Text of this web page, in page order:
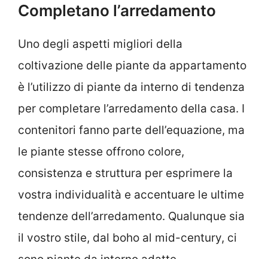
Completano l’arredamento
Uno degli aspetti migliori della
coltivazione delle piante da appartamento
è l’utilizzo di piante da interno di tendenza
per completare l’arredamento della casa. I
contenitori fanno parte dell’equazione, ma
le piante stesse offrono colore,
consistenza e struttura per esprimere la
vostra individualità e accentuare le ultime
tendenze dell’arredamento. Qualunque sia
il vostro stile, dal boho al mid-century, ci